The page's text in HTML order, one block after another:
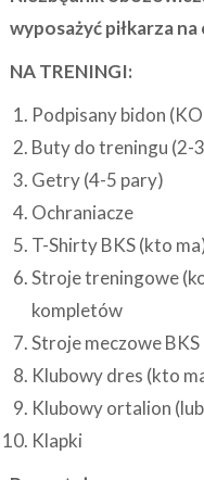
wyposażyć piłkarza na
NA TRENINGI:
Podpisany bidon
Buty do treningu (2-
Getry (4-5 pary)
Ochraniacze
T-Shirty BKS (kto
Stroje treningowe
kompletów
Stroje meczowe
Klubowy dres (kto
Klubowy ortalion
Klapki